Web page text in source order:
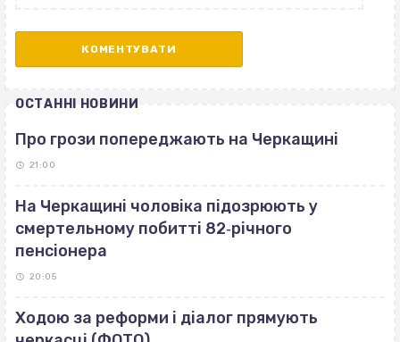
ОСТАННІ НОВИНИ
Про грози попереджають на Черкащині
21:00
На Черкащині чоловіка підозрюють у
смертельному побитті 82‐річного
пенсіонера
20:05
Ходою за реформи і діалог прямують